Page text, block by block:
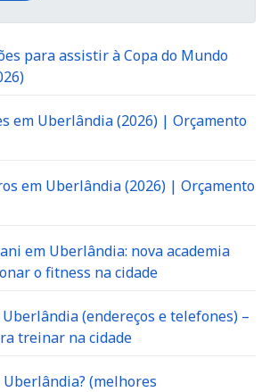
para assistir à Copa do Mundo
em Uberlândia (2026) | Orçamento
em Uberlândia (2026) | Orçamento
em Uberlândia: nova academia
o fitness na cidade
Uberlândia (endereços e telefones) –
treinar na cidade
(melhores